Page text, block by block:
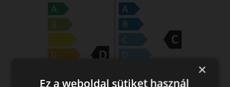
×
Ez a weboldal sütiket használ